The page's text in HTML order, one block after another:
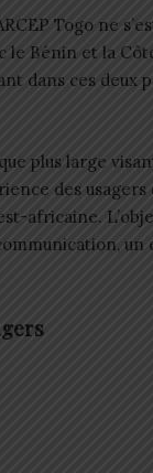
Togo ne
le Bénin et la
dans ces deux
plus large
des usagers
africaine.
un